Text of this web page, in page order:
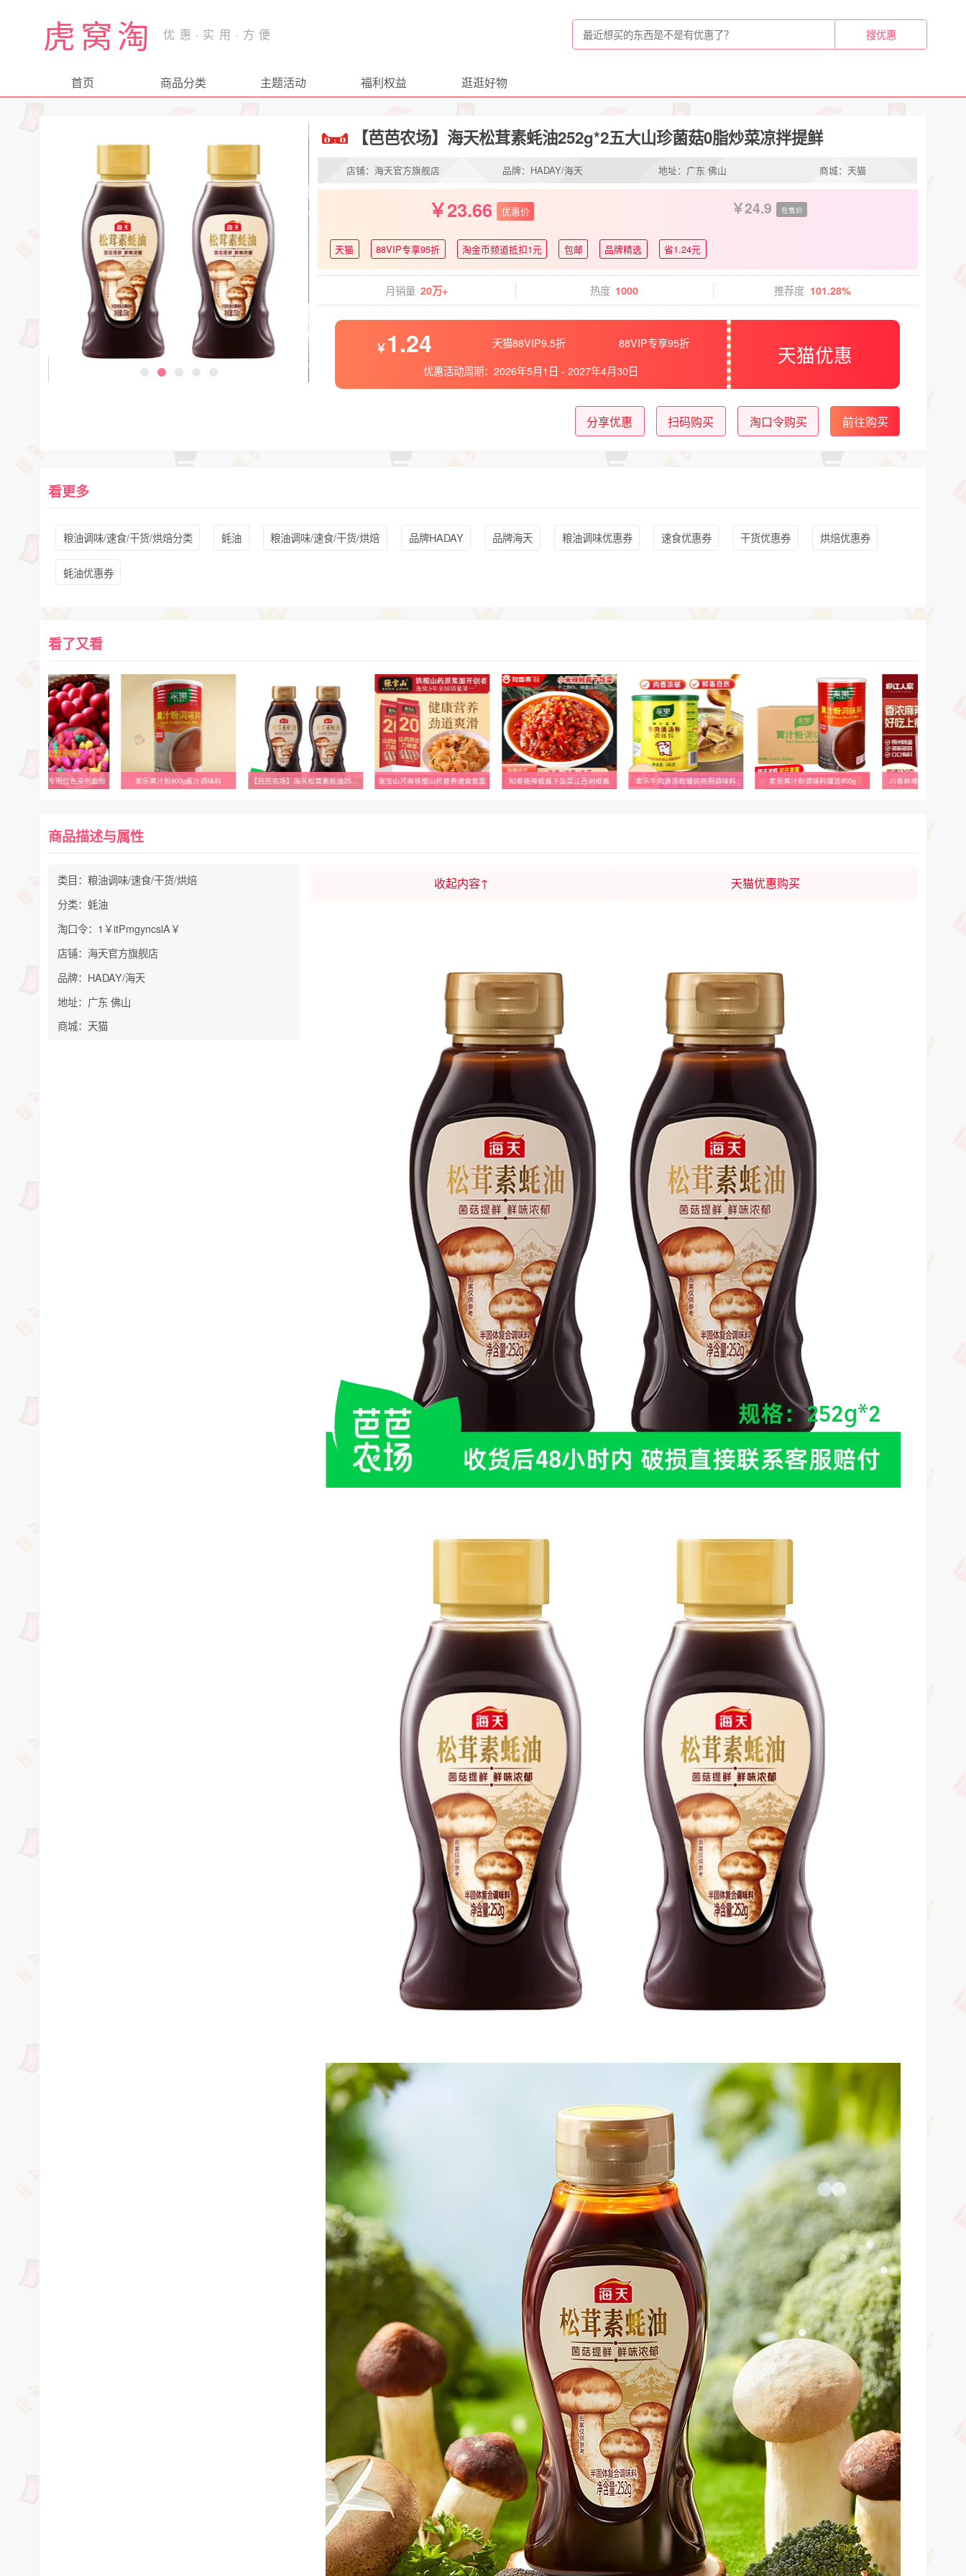
虎窝淘
首页 商品分类 主题活动 福利权益 逛逛好物
【芭芭农场】海天松茸素蚝油252g*2五大山珍菌菇0脂炒菜凉拌提鲜
店铺：海天官方旗舰店 品牌：HADAY/海天 地址：广东 佛山 商城：天猫
23.66 优惠价 24.9 在售价
天猫 88VIP专享95折 淘金币频道抵扣1元 包邮 品牌精选 省1.24元
月销量 20万+ 热度 1000 推荐度 101.28%
1.24 天猫88VIP9.5折
88VIP专享95折
优惠活动周期： 2026年5月1日 - 2027年4月30日
天猫优惠
分享优惠 扫码购买 淘口令购买 前往购买
看更多
粮油调味/速食/干货/烘焙分类 蚝油 粮油调味/速食/干货/烘焙 品牌HADAY 品牌海天 粮油调味优惠券 速食优惠券 干货优惠券 烘焙优惠券
蚝油优惠券
看了又看
梅喜馃红鸡蛋专用红色染剂曲粉 家乐黄汁粉800g酱汁调味料 【芭芭农场】海天松茸素蚝油252g*2五大山珍菌菇0脂炒菜凉拌提鲜 张宝山河南铁棍山药营养速食宽面 知香斋辣椒酱下饭菜江西剁椒酱 家乐牛肉清汤粉罐装商用调味料 家乐黄汁粉调味料罐装800g 川香麻辣柳州螺蛳粉
商品描述与属性
类目：粮油调味/速食/干货/烘焙
分类：蚝油
淘口令：1￥itPmgyncslA￥
店铺：海天官方旗舰店
品牌：HADAY/海天
地址：广东 佛山
商城：天猫
收起内容↑ 天猫优惠购买